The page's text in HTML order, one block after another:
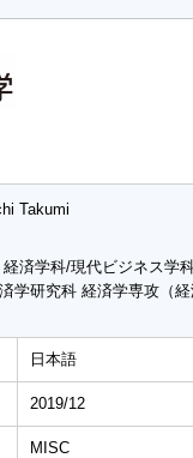
Takumi
済学科/現代ビジネス学
学研究科 経済学専攻（
日本語
2019/12
MISC